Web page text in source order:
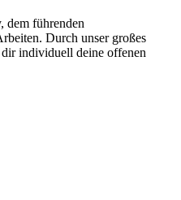
dem führenden
Durch unser großes
individuell deine offenen